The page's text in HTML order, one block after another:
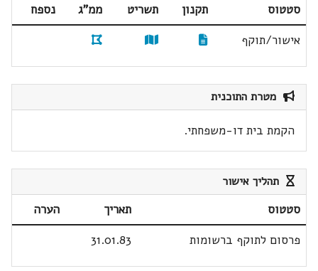
סטטוס תקנון תשריט ממ"ג
נספח
אישור/תוקף
מטרת התוכנית
הקמת בית דו-משפחתי.
תהליך אישור
סטטוס תאריך
הערה
פרסום לתוקף ברשומות
31.01.83